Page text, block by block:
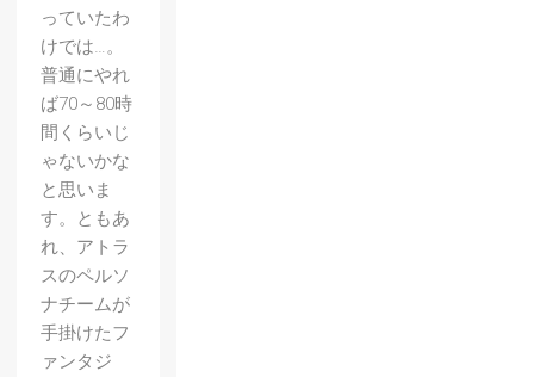
っていたわ
けでは…。
普通にやれ
ば70～80時
間くらいじ
ゃないかな
と思いま
す。ともあ
れ、アトラ
スのペルソ
ナチームが
手掛けたフ
ァンタジ